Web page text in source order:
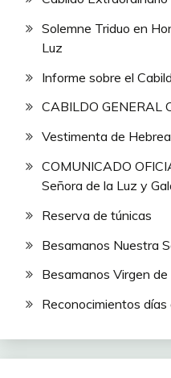
Solemne Triduo en
Luz
Informe sobre el
CABILDO GENERAL
Vestimenta de
COMUNICADO
Señora de la Luz y
Reserva de túnicas
Besamanos Nuestra
Besamanos Virgen de
Reconocimientos días